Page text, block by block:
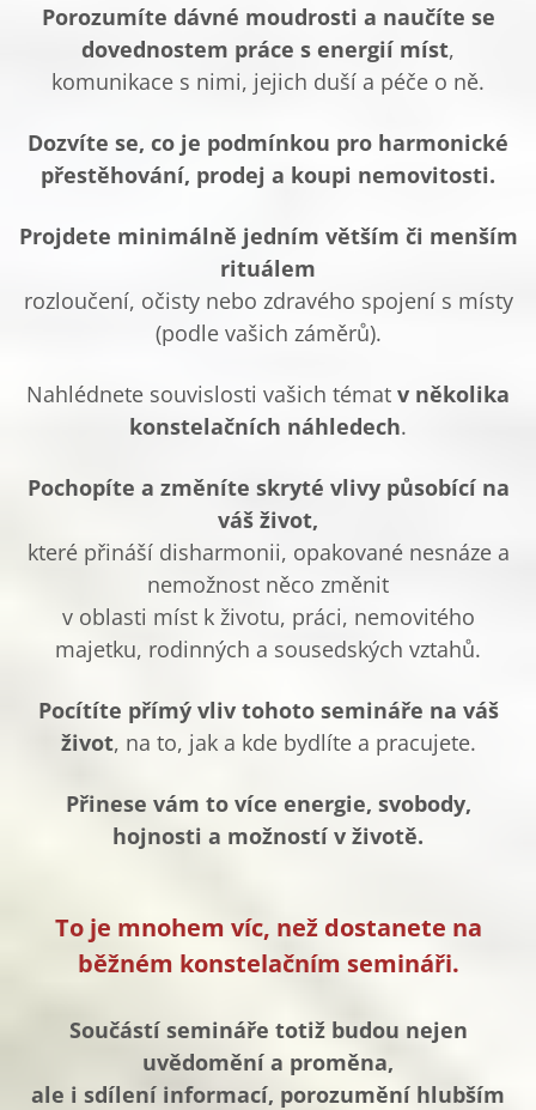
Porozumíte dávné moudrosti a naučíte se
dovednostem práce s energií míst,
komunikace s nimi, jejich duší a péče o ně.
Dozvíte se, co je podmínkou pro harmonické
přestěhování, prodej a koupi nemovitosti.
Projdete minimálně jedním větším či menším
rituálem
rozloučení, očisty nebo zdravého spojení s místy
(podle vašich záměrů).
Nahlédnete souvislosti vašich témat v několika
konstelačních náhledech.
Pochopíte a změníte skryté vlivy působící na
váš život,
které přináší disharmonii, opakované nesnáze a
nemožnost něco změnit
v oblasti míst k životu, práci, nemovitého
majetku, rodinných a sousedských vztahů.
Pocítíte přímý vliv tohoto semináře na váš
život, na to, jak a kde bydlíte a pracujete.
Přinese vám to více energie, svobody,
hojnosti a možností v životě.
To je mnohem víc, než dostanete na
běžném konstelačním semináři.
Součástí semináře totiž budou nejen
uvědomění a proměna,
ale i sdílení informací, porozumění hlubším